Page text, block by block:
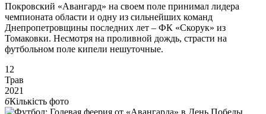
Покровский «Авангард» на своем поле принимал лидера
чемпионата области и одну из сильнейших команд
Днепропетровщины последних лет – ФК «Скорук» из
Томаковки. Несмотря на проливной дождь, страсти на
футбольном поле кипели нешуточные.
12
Трав
2021
6Кількість фото